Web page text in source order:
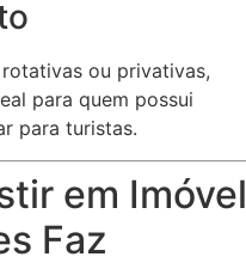
ou privativas,
para quem possui
para turistas.
em Imóvel
Faz